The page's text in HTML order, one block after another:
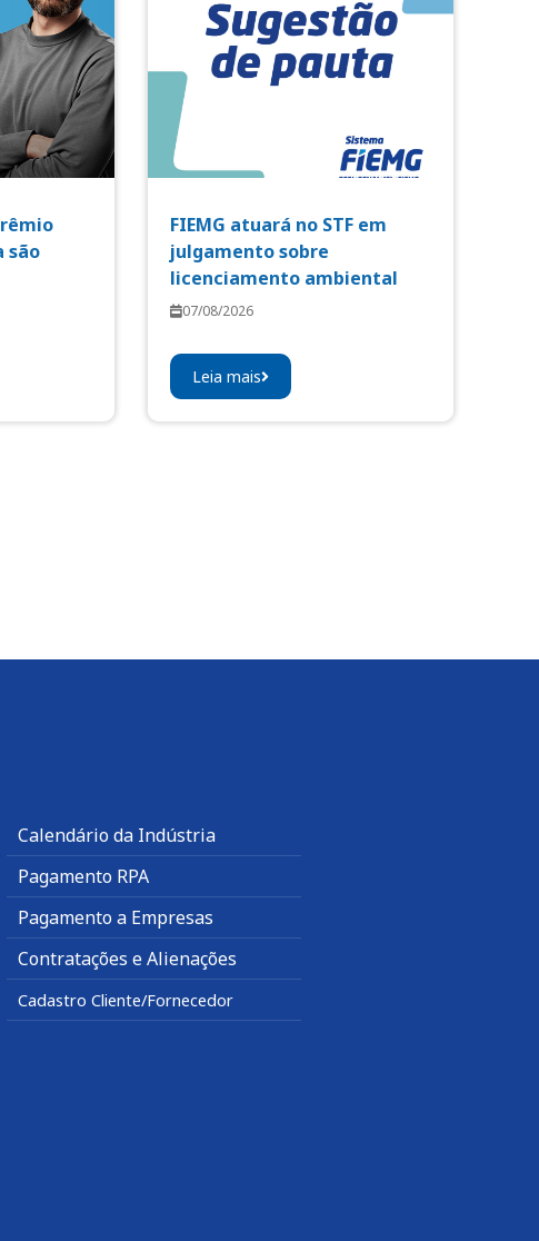
são
FIEMG atuará no STF em
julgamento sobre
licenciamento ambiental
07/08/2026
Leia mais
Calendário da Indústria
Pagamento RPA
Pagamento a Empresas
Contratações e Alienações
Cadastro Cliente/Fornecedor